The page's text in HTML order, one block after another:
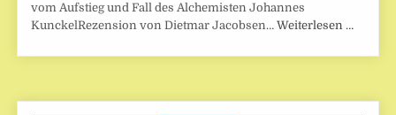
vom Aufstieg und Fall des Alchemisten Johannes
KunckelRezension von Dietmar Jacobsen…Weiterlesen …